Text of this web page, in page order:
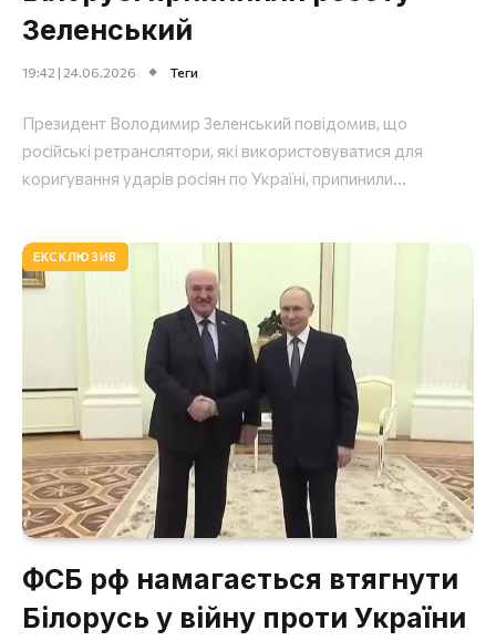
Зеленський
19:42 | 24.06.2026 Теги
Президент Володимир Зеленський повідомив, що
російські ретранслятори, які використовуватися для
коригування ударів росіян по Україні, припинили...
ЕКСКЛЮЗИВ
ФСБ рф намагається втягнути
Білорусь у війну проти України